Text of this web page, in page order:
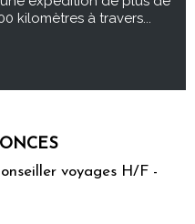
kilomètres à travers...
voyages H/F -